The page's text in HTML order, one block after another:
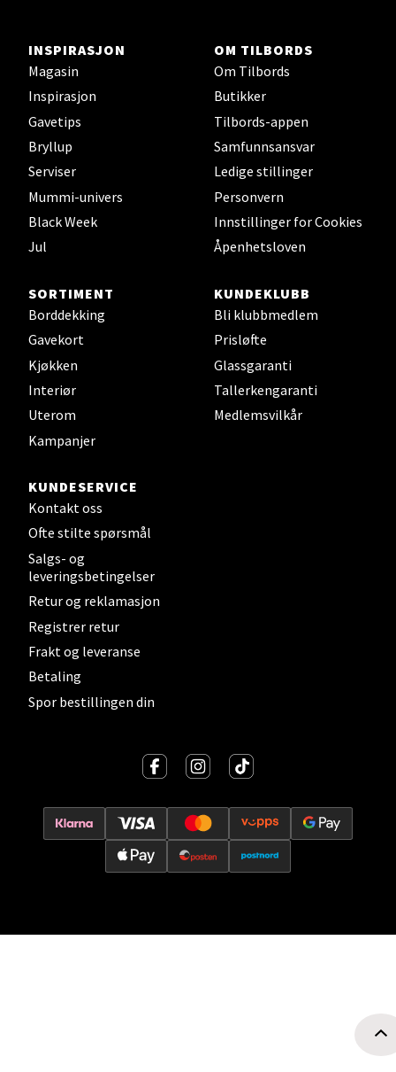
INSPIRASJON
Magasin
Inspirasjon
Gavetips
Bryllup
Serviser
Mummi-univers
Black Week
Jul
OM TILBORDS
Om Tilbords
Butikker
Tilbords-appen
Samfunnsansvar
Ledige stillinger
Personvern
Innstillinger for Cookies
Åpenhetsloven
SORTIMENT
Borddekking
Gavekort
Kjøkken
Interiør
Uterom
Kampanjer
KUNDEKLUBB
Bli klubbmedlem
Prisløfte
Glassgaranti
Tallerkengaranti
Medlemsvilkår
KUNDESERVICE
Kontakt oss
Ofte stilte spørsmål
Salgs- og
leveringsbetingelser
Retur og reklamasjon
Registrer retur
Frakt og leveranse
Betaling
Spor bestillingen din
Sortland - Sortland Storsenter
Strangata 26, 8400 Sortland
Åpent i dag 10-19
0 i butikk
Steinkjer - Thon Senter Steinkjer
Sjøfartsgata 2, 7714 Steinkjer
Åpent i dag 10-20
0 i butikk
Leirvik - Stord
Åpent i dag 10-17
0 i butikk
Vitaminveien 7 - 9, 0485 Oslo
0 i butikk